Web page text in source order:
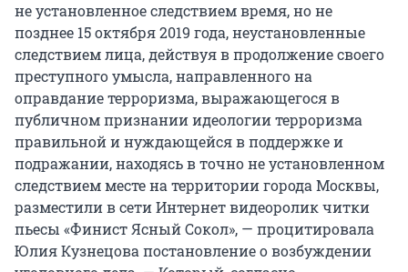
не установленное следствием время, но не
позднее 15 октября 2019 года, неустановленные
следствием лица, действуя в продолжение своего
преступного умысла, направленного на
оправдание терроризма, выражающегося в
публичном признании идеологии терроризма
правильной и нуждающейся в поддержке и
подражании, находясь в точно не установленном
следствием месте на территории города Москвы,
разместили в сети Интернет видеоролик читки
пьесы «Финист Ясный Сокол», — процитировала
Юлия Кузнецова постановление о возбуждении